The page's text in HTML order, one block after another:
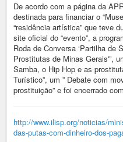
De acordo com a página da
destinada para financiar o
“residência artística” que teve
site oficial do “evento”, a
Roda de Conversa ‘Partilha de
Prostitutas de Minas Gerais'”,
Samba, o Hip Hop e as
Turístico”, um ” Debate com
prostituição” e foi encerrado
http://www.ilisp.org/noticias/
das-putas-com-dinheiro-dos-